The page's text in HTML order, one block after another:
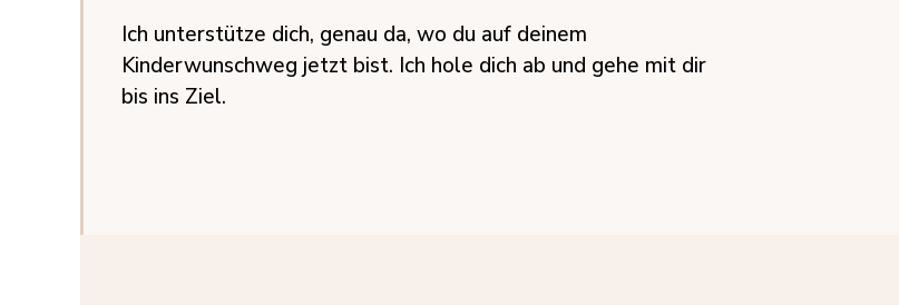
Ich unterstütze dich, genau da, wo du auf deinem
Kinderwunschweg jetzt bist. Ich hole dich ab und gehe mit dir
bis ins Ziel.